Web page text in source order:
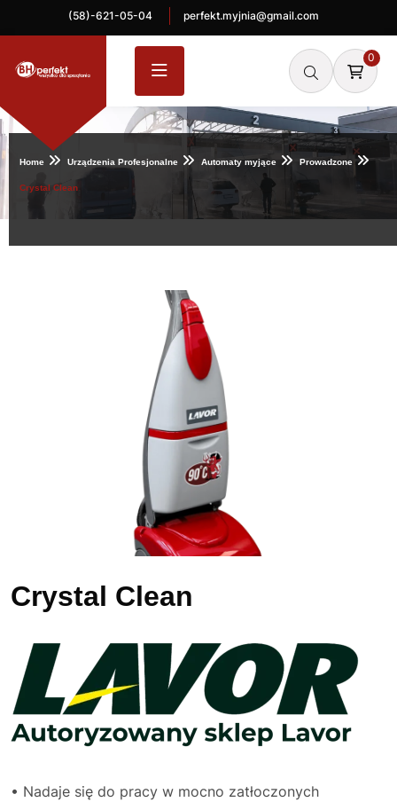
(58)-621-05-04 perfekt.myjnia@gmail.com
0
Home Urządzenia Profesjonalne Automaty myjące Prowadzone
Crystal Clean
Crystal Clean
• Nadaje się do pracy w mocno zatłoczonych